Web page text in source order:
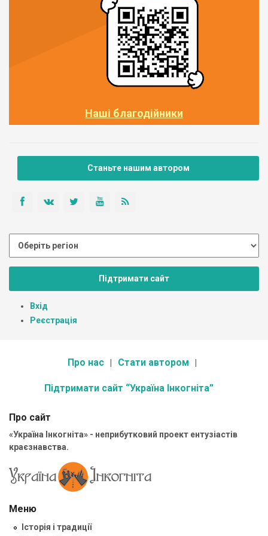
Наші благодійники
Станьте нашим автором
Підтримати сайт
Вхід
Реєстрація
Про нас Стати автором
Підтримати сайт “Україна Інкогніта”
Про сайт
«Україна Інкогніта» - неприбутковий проект ентузіастів
краєзнавства.
Меню
Історія і традиції